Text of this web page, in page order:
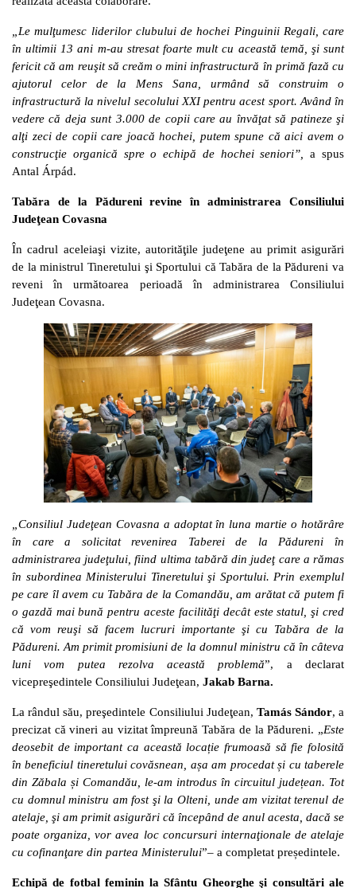
„Le mulţumesc liderilor clubului de hochei Pinguinii Regali, care
în ultimii 13 ani m-au stresat foarte mult cu această temă, şi sunt
fericit că am reuşit să creăm o mini infrastructură în primă fază cu
ajutorul celor de la Mens Sana, urmând să construim o
infrastructură la nivelul secolului XXI pentru acest sport. Având în
vedere că deja sunt 3.000 de copii care au învăţat să patineze şi
alţi zeci de copii care joacă hochei, putem spune că aici avem o
construcţie organică spre o echipă de hochei seniori”,
a spus
Antal Árpád.
Tabăra de la Pădureni revine în administrarea Consiliului
Judeţean Covasna
În cadrul aceleiaşi vizite, autorităţile judeţene au primit asigurări
de la ministrul Tineretului şi Sportului că Tabăra de la Pădureni va
reveni în următoarea perioadă în administrarea Consiliului
Judeţean Covasna.
„Consiliul Judeţean Covasna a adoptat în luna martie o hotărâre
în care a solicitat revenirea Taberei de la Pădureni în
administrarea judeţului, fiind ultima tabără din judeţ care a rămas
în subordinea Ministerului Tineretului şi Sportului. Prin exemplul
pe care îl avem cu Tabăra de la Comandău, am arătat că putem fi
o gazdă mai bună pentru aceste facilităţi decât este statul, şi cred
că vom reuşi să facem lucruri importante şi cu Tabăra de la
Pădureni. Am primit promisiuni de la domnul ministru că în câteva
luni vom putea rezolva această problemă”, a declarat
vicepreşedintele Consiliului Judeţean, Jakab Barna.
La rândul său, preşedintele Consiliului Judeţean, Tamás Sándor, a
precizat că vineri au vizitat împreună Tabăra de la Pădureni. „Este
deosebit de important ca această locație frumoasă să fie folosită
în beneficiul tineretului covăsnean, așa am procedat și cu taberele
din Zăbala și Comandău, le-am introdus în circuitul județean. Tot
cu domnul ministru am fost şi la Olteni, unde am vizitat terenul de
atelaje, şi am primit asigurări că începând de anul acesta, dacă se
poate organiza, vor avea loc concursuri internaţionale de atelaje
cu cofinanţare din partea Ministerului”– a completat președintele.
Echipă de fotbal feminin la Sfântu Gheorghe şi consultări ale